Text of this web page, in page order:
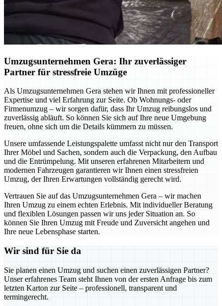
Umzugsunternehmen Gera: Ihr zuverlässiger
Partner für stressfreie Umzüge
Als Umzugsunternehmen Gera stehen wir Ihnen mit professioneller
Expertise und viel Erfahrung zur Seite. Ob Wohnungs- oder
Firmenumzug – wir sorgen dafür, dass Ihr Umzug reibungslos und
zuverlässig abläuft. So können Sie sich auf Ihre neue Umgebung
freuen, ohne sich um die Details kümmern zu müssen.
Unsere umfassende Leistungspalette umfasst nicht nur den Transport
Ihrer Möbel und Sachen, sondern auch die Verpackung, den Aufbau
und die Entrümpelung. Mit unseren erfahrenen Mitarbeitern und
modernen Fahrzeugen garantieren wir Ihnen einen stressfreien
Umzug, der Ihren Erwartungen vollständig gerecht wird.
Vertrauen Sie auf das Umzugsunternehmen Gera – wir machen
Ihren Umzug zu einem echten Erlebnis. Mit individueller Beratung
und flexiblen Lösungen passen wir uns jeder Situation an. So
können Sie Ihren Umzug mit Freude und Zuversicht angehen und
Ihre neue Lebensphase starten.
Wir sind für Sie da
Sie planen einen Umzug und suchen einen zuverlässigen Partner?
Unser erfahrenes Team steht Ihnen von der ersten Anfrage bis zum
letzten Karton zur Seite – professionell, transparent und
termingerecht.